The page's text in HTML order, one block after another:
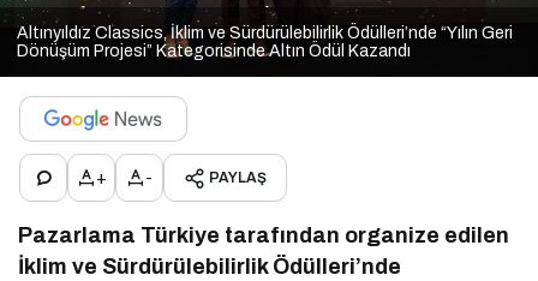
Altınyıldız Classics, İklim ve Sürdürülebilirlik Ödülleri’nde “Yılın Geri
Dönüşüm Projesi” Kategorisinde Altın Ödül Kazandı
+ - PAYLAŞ
Pazarlama Türkiye tarafından organize edilen
İklim ve Sürdürülebilirlik Ödülleri’nde